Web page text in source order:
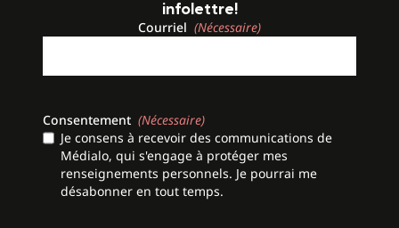
infolettre!
Courriel (Nécessaire)
Consentement (Nécessaire)
Je consens à recevoir des communications de
Médialo, qui s'engage à protéger mes
renseignements personnels. Je pourrai me
désabonner en tout temps.